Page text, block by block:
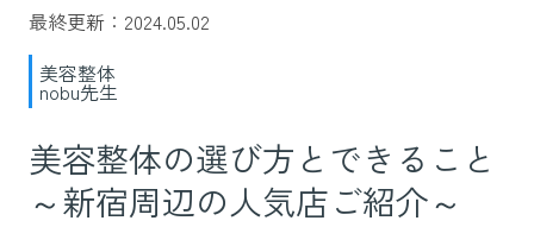
最終更新：2024.05.02
美容整体
nobu先生
美容整体の選び方とできること
～新宿周辺の人気店ご紹介～